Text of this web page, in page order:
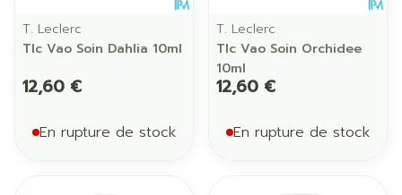
T. Leclerc
Tlc Vao Soin Dahlia 10ml
12,60 €
En rupture de stock
T. Leclerc
Tlc Vao Soin Orchidee
10ml
12,60 €
En rupture de stock